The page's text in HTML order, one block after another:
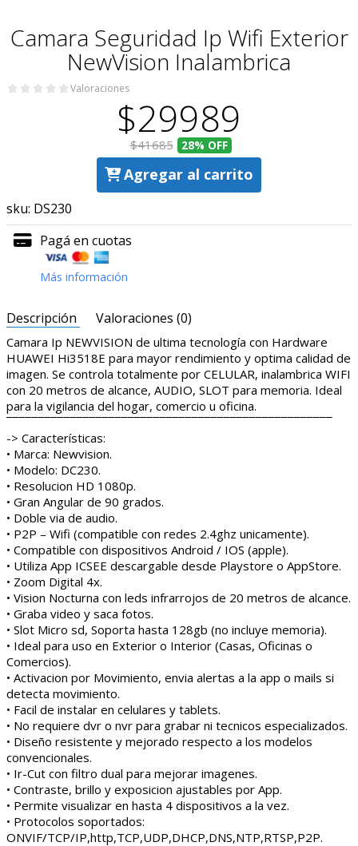
Camara Seguridad Ip Wifi Exterior
NewVision Inalambrica
Valoraciones
$29989
$41685 28% OFF
Agregar al carrito
sku: DS230
Pagá en cuotas
Más información
Descripción Valoraciones (0)
Camara Ip NEWVISION de ultima tecnología con Hardware
HUAWEI Hi3518E para mayor rendimiento y optima calidad de
imagen. Se controla totalmente por CELULAR, inalambrica WIFI
con 20 metros de alcance, AUDIO, SLOT para memoria. Ideal
para la vigilancia del hogar, comercio u oficina.
¯¯¯¯¯¯¯¯¯¯¯¯¯¯¯¯¯¯¯¯¯¯¯¯¯¯¯¯¯¯¯¯¯¯¯¯¯¯¯¯¯¯¯¯¯¯¯¯¯¯¯
-> Características:
• Marca: Newvision.
• Modelo: DC230.
• Resolucion HD 1080p.
• Gran Angular de 90 grados.
• Doble via de audio.
• P2P – Wifi (compatible con redes 2.4ghz unicamente).
• Compatible con dispositivos Android / IOS (apple).
• Utiliza App ICSEE descargable desde Playstore o AppStore.
• Zoom Digital 4x.
• Vision Nocturna con leds infrarrojos de 20 metros de alcance.
• Graba video y saca fotos.
• Slot Micro sd, Soporta hasta 128gb (no incluye memoria).
• Ideal para uso en Exterior o Interior (Casas, Oficinas o
Comercios).
• Activacion por Movimiento, envia alertas a la app o mails si
detecta movimiento.
• Facil de instalar en celulares y tablets.
• No requiere dvr o nvr para grabar ni tecnicos especializados.
• Diseño resistente y mejorado respecto a los modelos
convencionales.
• Ir-Cut con filtro dual para mejorar imagenes.
• Contraste, brillo y exposicion ajustables por App.
• Permite visualizar en hasta 4 dispositivos a la vez.
• Protocolos soportados:
ONVIF/TCP/IP,http,TCP,UDP,DHCP,DNS,NTP,RTSP,P2P.